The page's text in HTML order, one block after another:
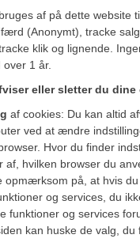
af på dette website
(Anonymt), tracke
klik og lignende.
1 år.
eller sletter du dine
af cookies: Du kan altid
ved at ændre
Hvor du finder
af, hvilken browser du
opmærksom på, at hvis
og services, du
funktioner og services
kan huske de valg, du